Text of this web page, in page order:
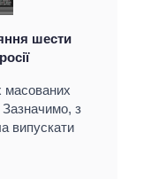
шести
масованих
Зазначимо, з
випускати